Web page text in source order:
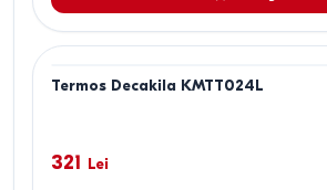
Termos Decakila KMTT024L
321 Lei